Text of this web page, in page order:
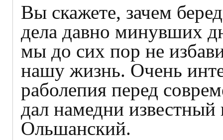
Вы скажете, зачем
дела давно минувших
мы до сих пор не
нашу жизнь. Очень
раболепия перед
дал намедни
Ольшанский.